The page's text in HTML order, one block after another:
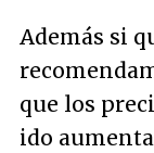
Además si
que los
ido